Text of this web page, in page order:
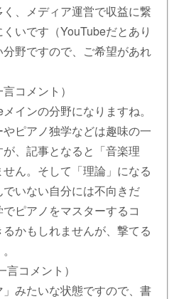
、メディア運営で収益に繋
いです（YouTubeだとあり
野ですので、ご希望があれ
コメント）
インの分野になりますね。
ピアノ独学などは趣味の一
、記事となると「音楽理
ん。そして「理論」になる
いない自分には不向きだ
ピアノをマスターするコ
かもしれませんが、撃てる
コメント）
」みたいな状態ですので、書